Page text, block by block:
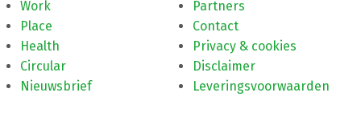
Work
Place
Health
Circular
Nieuwsbrief
Partners
Contact
Privacy & cookies
Disclaimer
Leveringsvoorwaarden